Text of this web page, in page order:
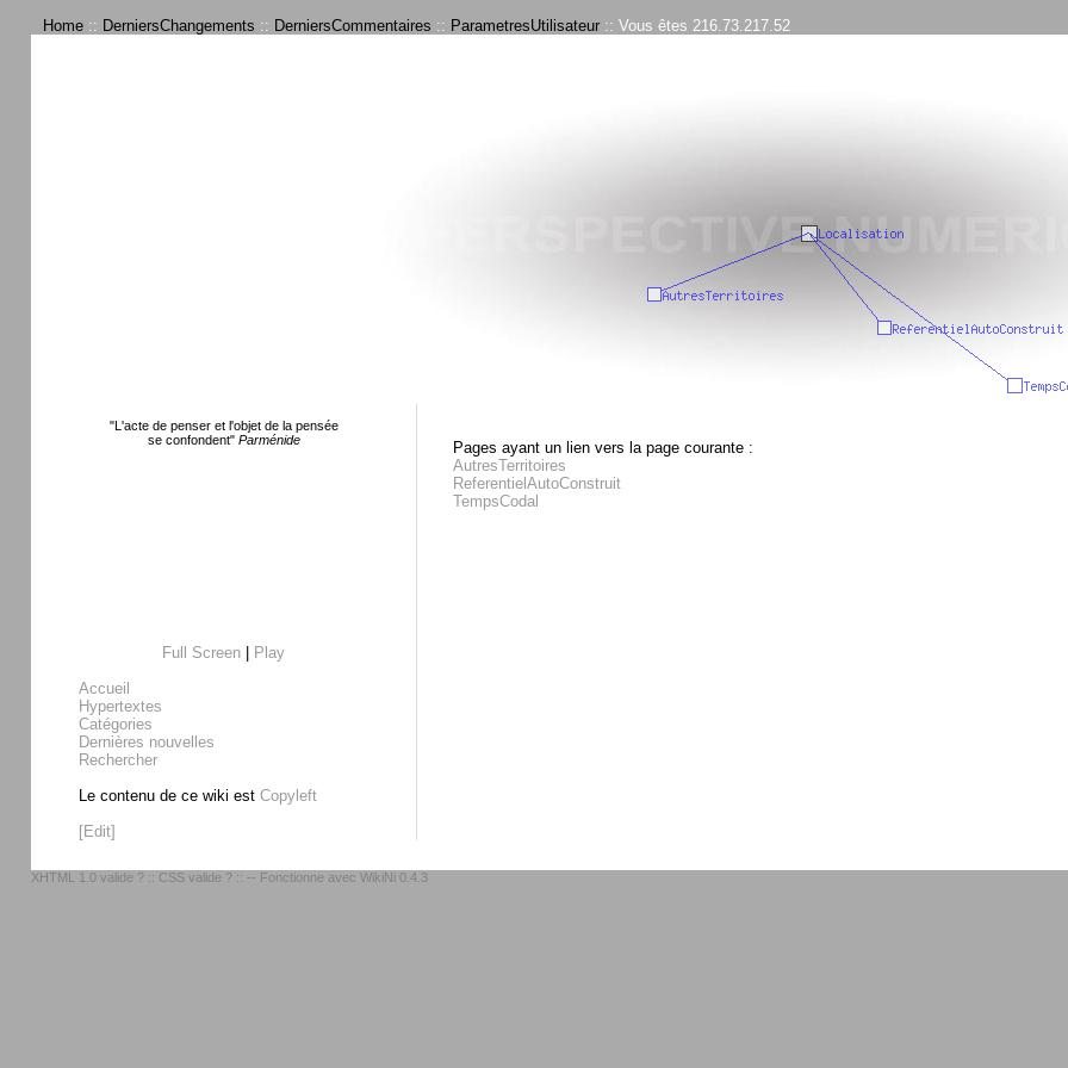
Home :: DerniersChangements :: DerniersCommentaires :: ParametresUtilisateur :: Vous êtes 216.73.217.52
"L'acte de penser et l'objet de la pensée
se confondent"Parménide
Full Screen
Play
Accueil
Hypertextes
Catégories
Dernières nouvelles
Rechercher
Le contenu de ce wiki est Copyleft
[Edit]
Pages ayant un lien vers la page courante :
AutresTerritoires
ReferentielAutoConstruit
TempsCodal
XHTML 1.0 valide ? :: CSS valide ? :: -- Fonctionne avec WikiNi 0.4.3